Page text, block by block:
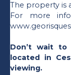
The property is
For more
Don’t wait
located in
viewing.